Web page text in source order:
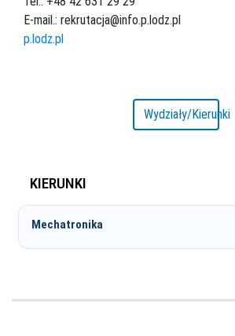
E-mail.: rekrutacja@info.p.lodz.pl
p.lodz.pl
Wydziały/Kierunki
KIERUNKI
Mechatronika